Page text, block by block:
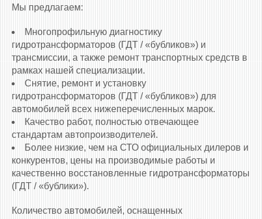
Мы предлагаем:
Многопрофильную диагностику
гидротрансформаторов (ГДТ / «бубликов») и
трансмиссии, а также ремонт транспортных средств в
рамках нашей специализации.
Снятие, ремонт и установку
гидротрансформаторов (ГДТ / «бубликов») для
автомобилей всех нижеперечисленных марок.
Качество работ, полностью отвечающее
стандартам автопроизводителей.
Более низкие, чем на СТО официальных дилеров и
конкурентов, цены на производимые работы и
качественно восстановленные гидротрансформаторы
(ГДТ / «бублики»).
Количество автомобилей, оснащенных